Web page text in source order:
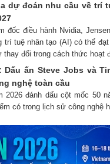
dự đoán nhu cầu về trí
đốc điều hành Nvidia,
tuệ nhân tạo (AI) có thể
thay đổi trong cách thức hoạt
Dấu ấn Steve Jobs và
nghệ toàn cầu
2026 đánh dấu cột mốc 50
có trong lịch sử công nghệ